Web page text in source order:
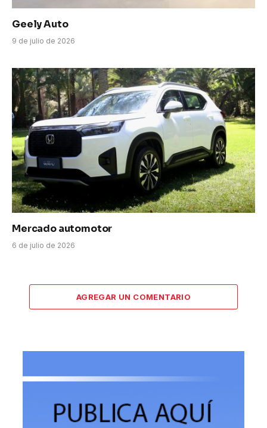
Geely Auto
9 de julio de 2026
Mercado automotor
6 de julio de 2026
AGREGAR UN COMENTARIO